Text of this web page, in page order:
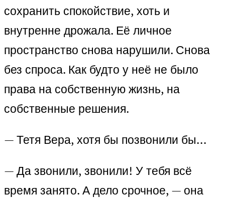
сохранить спокойствие, хоть и
внутренне дрожала. Её личное
пространство снова нарушили. Снова
без спроса. Как будто у неё не было
права на собственную жизнь, на
собственные решения.
— Тетя Вера, хотя бы позвонили бы…
— Да звонили, звонили! У тебя всё
время занято. А дело срочное, — она